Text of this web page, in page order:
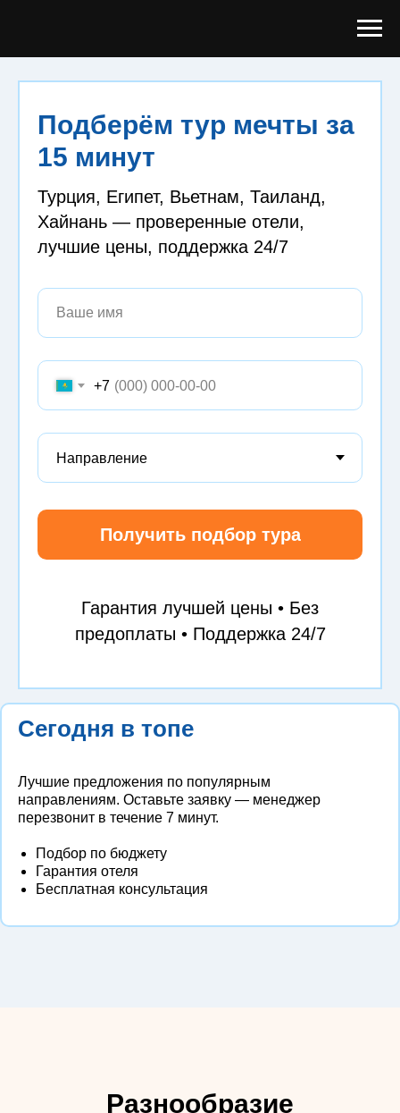
Подберём тур мечты за
15 минут
Турция, Египет, Вьетнам, Таиланд,
Хайнань — проверенные отели,
лучшие цены, поддержка 24/7
+7
Получить подбор тура
Гарантия лучшей цены • Без
предоплаты • Поддержка 24/7
Сегодня в топе
Лучшие предложения по популярным
направлениям. Оставьте заявку — менеджер
перезвонит в течение 7 минут.
Подбор по бюджету
Гарантия отеля
Бесплатная консультация
Разнообразие